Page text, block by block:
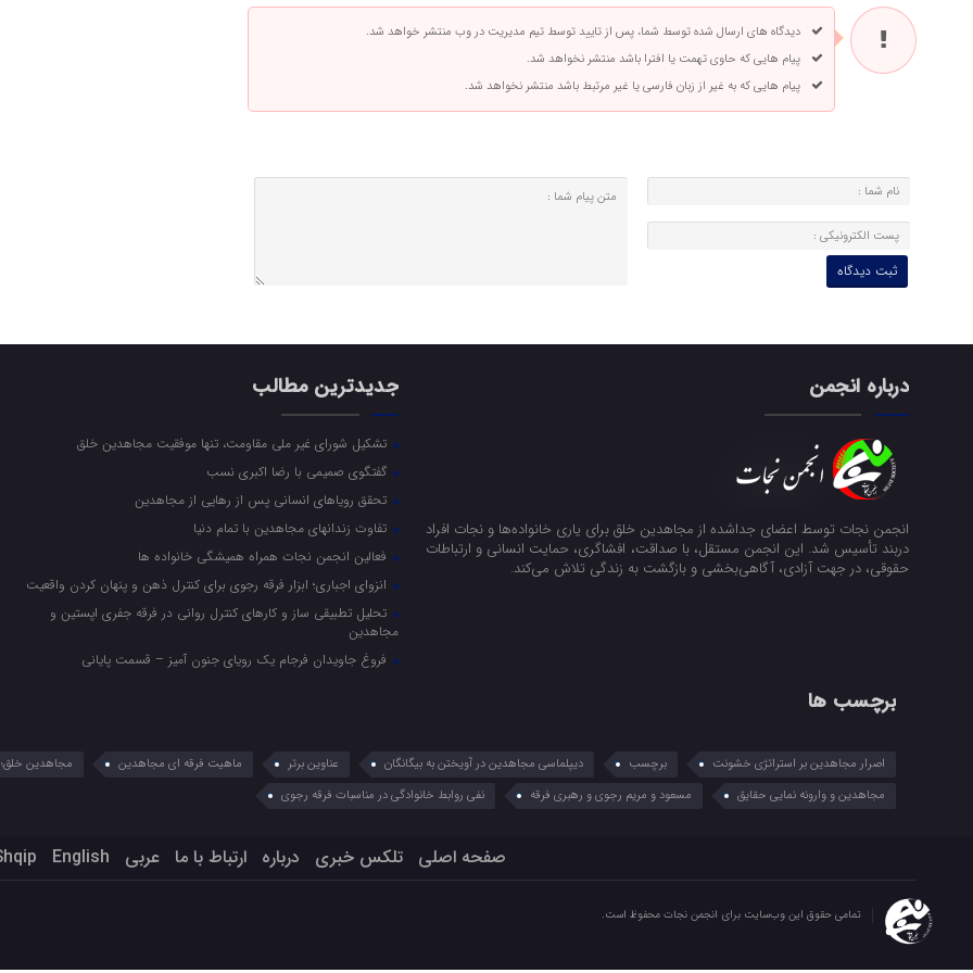
دیدگاه های ارسال شده توسط شما، پس از تایید توسط تیم مدیریت در وب منتشر خواهد شد.
پیام هایی که حاوی تهمت یا افترا باشد منتشر نخواهد شد.
پیام هایی که به غیر از زبان فارسی یا غیر مرتبط باشد منتشر نخواهد شد.
درباره انجمن
انجمن نجات توسط اعضای جداشده از مجاهدین خلق برای یاری خانواده‌ها و نجات افراد
دربند تأسیس شد. این انجمن مستقل، با صداقت، افشاگری، حمایت انسانی و ارتباطات
حقوقی، در جهت آزادی، آگاهی‌بخشی و بازگشت به زندگی تلاش می‌کند.
جدیدترین مطالب
تشکیل شورای غیر ملی مقاومت، تنها موفقیت مجاهدین خلق
گفتگوی صمیمی با رضا اکبری نسب
تحقق رویاهای انسانی پس از رهایی از مجاهدین
تفاوت زندانهای مجاهدین با تمام دنیا
فعالین انجمن نجات همراه همیشگی خانواده ها
انزوای اجباری؛ ابزار فرقه رجوی برای کنترل ذهن و پنهان کردن واقعیت
تحلیل تطبیقی ساز و کارهای کنترل روانی در فرقه جفری اپستین و
مجاهدین
فروغ جاویدان فرجام یک رویای جنون آمیز – قسمت پایانی
برچسب ها
اصرار مجاهدین بر استراتژی خشونت برچسب دیپلماسی مجاهدین در آویختن به بیگانگان عناوین برتر ماهیت فرقه ای مجاهدین مجاهدین
مجاهدین و وارونه نمایی حقایق
مسعود و مریم رجوی و رهبری فرقه نفی روابط خانوادگی در مناسبات فرقه رجوی
صفحه اصلی تلکس خبری درباره ارتباط با ما عربي English
تمامی حقوق این وب‌سایت برای انجمن نجات محفوظ است.